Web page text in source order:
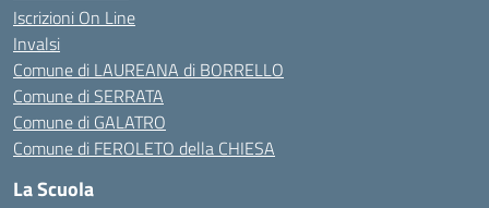
Iscrizioni On Line
Invalsi
Comune di LAUREANA di BORRELLO
Comune di SERRATA
Comune di GALATRO
Comune di FEROLETO della CHIESA
La Scuola